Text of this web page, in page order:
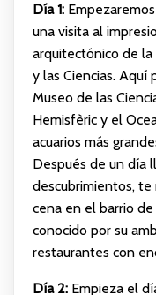
Día 1:
una visita al
arquitectónico de
y las Ciencias. Aquí
Museo de las
Hemisfèric y el
acuarios más
Después de un día
descubrimientos, te
cena en el barrio de
conocido por su
restaurantes con
Día 2:Empieza el